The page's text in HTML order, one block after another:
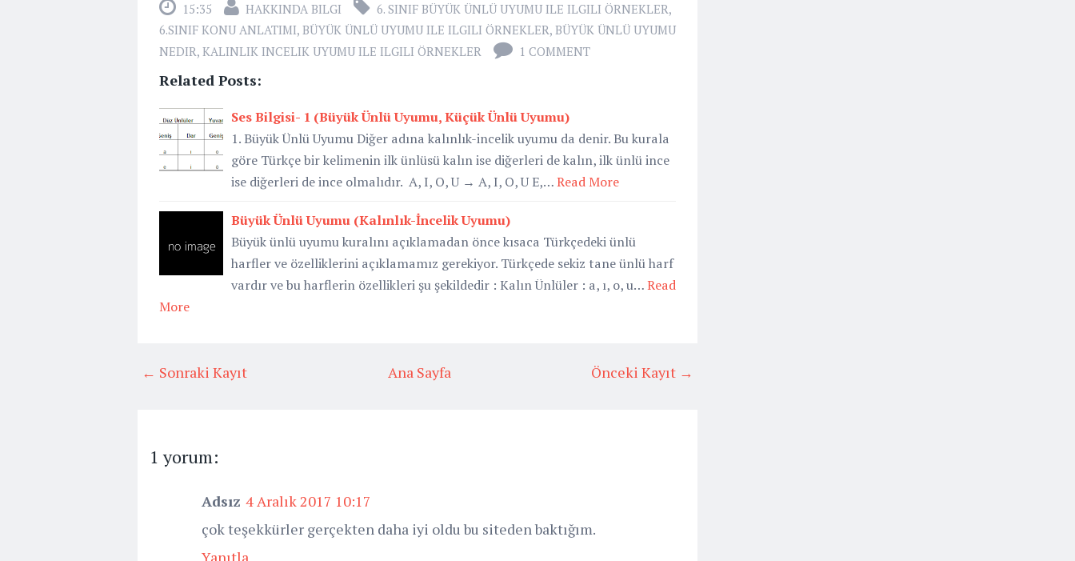
15:35 HAKKINDA BILGI 6. SINIF BÜYÜK ÜNLÜ UYUMU ILE ILGILI ÖRNEKLER,
6.SINIF KONU ANLATIMI, BÜYÜK ÜNLÜ UYUMU ILE ILGILI ÖRNEKLER, BÜYÜK ÜNLÜ UYUMU
NEDIR, KALINLIK INCELIK UYUMU ILE ILGILI ÖRNEKLER 1 COMMENT
Related Posts:
Ses Bilgisi- 1 (Büyük Ünlü Uyumu, Küçük Ünlü Uyumu)
1. Büyük Ünlü Uyumu Diğer adına kalınlık-incelik uyumu da denir. Bu kurala
göre Türkçe bir kelimenin ilk ünlüsü kalın ise diğerleri de kalın, ilk ünlü ince
ise diğerleri de ince olmalıdır. A, I, O, U → A, I, O, U E,…Read More
Büyük Ünlü Uyumu (Kalınlık-İncelik Uyumu)
Büyük ünlü uyumu kuralını açıklamadan önce kısaca Türkçedeki ünlü
harfler ve özelliklerini açıklamamız gerekiyor. Türkçede sekiz tane ünlü harf
vardır ve bu harflerin özellikleri şu şekildedir : Kalın Ünlüler : a, ı, o, u…Read
More
← Sonraki Kayıt Önceki Kayıt →
Ana Sayfa
1 yorum:
Adsız 4 Aralık 2017 10:17
çok teşekkürler gerçekten daha iyi oldu bu siteden baktığım.
Yanıtla